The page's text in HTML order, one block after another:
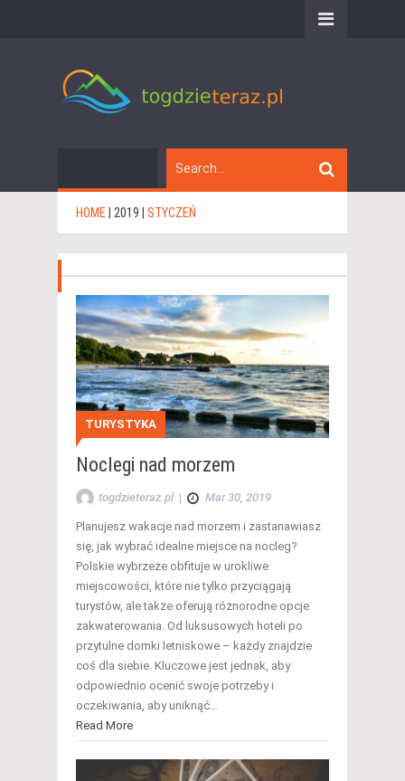
HOME 2019 STYCZEŃ
TURYSTYKA
Noclegi nad morzem
togdzieteraz.pl | Mar 30, 2019
Planujesz wakacje nad morzem i zastanawiasz
się, jak wybrać idealne miejsce na nocleg?
Polskie wybrzeże obfituje w urokliwe
miejscowości, które nie tylko przyciągają
turystów, ale także oferują różnorodne opcje
zakwaterowania. Od luksusowych hoteli po
przytulne domki letniskowe – każdy znajdzie
coś dla siebie. Kluczowe jest jednak, aby
odpowiednio ocenić swoje potrzeby i
oczekiwania, aby uniknąć…
Read More